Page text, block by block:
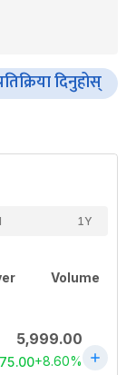
दिनुहोस्